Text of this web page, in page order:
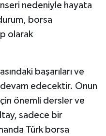
nedeniyle hayata
borsa
olarak
başarıları ve
devam edecektir. Onun
önemli dersler ve
sadece bir
Türk borsa